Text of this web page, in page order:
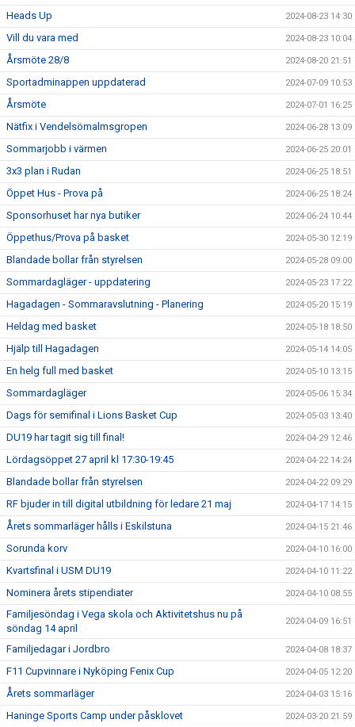
Heads Up 2024-08-23 14:30
Vill du vara med 2024-08-23 10:04
Årsmöte 28/8 2024-08-20 21:51
Sportadminappen uppdaterad 2024-07-09 10:53
Årsmöte 2024-07-01 16:25
Nätfix i Vendelsömalmsgropen 2024-06-28 13:09
Sommarjobb i värmen 2024-06-25 20:01
3x3 plan i Rudan 2024-06-25 18:51
Öppet Hus - Prova på 2024-06-25 18:24
Sponsorhuset har nya butiker 2024-06-24 10:44
Öppethus/Prova på basket 2024-05-30 12:19
Blandade bollar från styrelsen 2024-05-28 09:00
Sommardagläger - uppdatering 2024-05-23 17:22
Hagadagen - Sommaravslutning - Planering 2024-05-20 15:19
Heldag med basket 2024-05-18 18:50
Hjälp till Hagadagen 2024-05-14 14:05
En helg full med basket 2024-05-10 13:15
Sommardagläger 2024-05-06 15:34
Dags för semifinal i Lions Basket Cup 2024-05-03 13:40
DU19 har tagit sig till final! 2024-04-29 12:46
Lördagsöppet 27 april kl 17:30-19:45 2024-04-22 14:24
Blandade bollar från styrelsen 2024-04-22 09:29
RF bjuder in till digital utbildning för ledare 21 maj 2024-04-17 14:15
Årets sommarläger hålls i Eskilstuna 2024-04-15 21:46
Sorunda korv 2024-04-10 16:00
Kvartsfinal i USM DU19 2024-04-10 11:22
Nominera årets stipendiater 2024-04-10 08:55
Familjesöndag i Vega skola och Aktivitetshus nu på
söndag 14 april
2024-04-09 16:51
Familjedagar i Jordbro 2024-04-08 18:37
F11 Cupvinnare i Nyköping Fenix Cup 2024-04-05 12:20
Årets sommarläger 2024-04-03 15:16
Haninge Sports Camp under påsklovet 2024-03-20 21:59